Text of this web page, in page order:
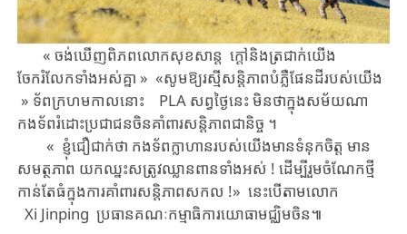
« ​ចង់ឃើញ​ពិភពលោក​​​​សុខសាន្ត ​ក្តៅនិងត្រជាក់យើង
ចែករំលែកទាំងអស់គ្នា​ ​» ​«សូមឱ្យ​​រស្មី​​សន្តិភាព​បំភ្លឺ​ផែនដី​​​របស់​យើង ​
» ​​ទ័ពក្រហម​​កាលនោះ​ ​PLA ​សព្វថ្ងៃនេះ​​ ​មិនថាក្នុងសម័យណា​ ​ ​​​
កងទ័ព​រំដោះប្រជាជនចិន​​គាំពារ​​សន្តិភាព​ជានិច្ច ។​
« ខ្ញុំជឿជាក់ថា ​​កងទ័ព​ក្លាហាន​របស់​យើង​មាន​ទំនុកចិត្ត ​មាន​
សមត្ថភាព ​យក​ឈ្នះ​សត្រូវឈ្លានពាន​ទាំងអស់​​ ! ​ដើម្បី​រួមចំណែក​ថ្មី​
កាន់តែធំ​ក្នុង​ការគាំពារ​សន្តិភាព​សកល​ !​» ​​នេះបើតាម​​លោក ​
Xi Jinping ​​​ប្រធាន​គណៈកម្មាធិការ​យោធា​មជ្ឈិមចិន​៕​​​